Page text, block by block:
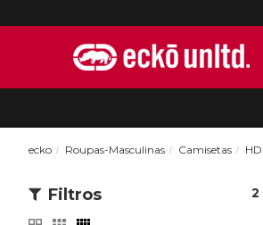
ecko Roupas-Masculinas Camisetas HD
Filtros 2